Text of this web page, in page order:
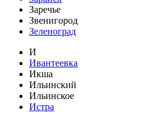
Заречье
Звенигород
Зеленоград
И
Ивантеевка
Икша
Ильинский
Ильинское
Истра